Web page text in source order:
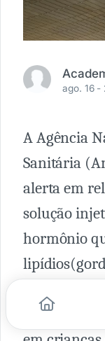
ago. 16 -
A Agência
Sanitária
alerta em
solução
hormônio